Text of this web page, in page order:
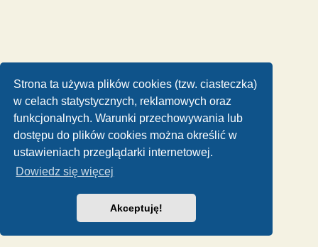
Strona ta używa plików cookies (tzw. ciasteczka)
w celach statystycznych, reklamowych oraz
funkcjonalnych. Warunki przechowywania lub
dostępu do plików cookies można określić w
ustawieniach przeglądarki internetowej.
Dowiedz się więcej
Akceptuję!